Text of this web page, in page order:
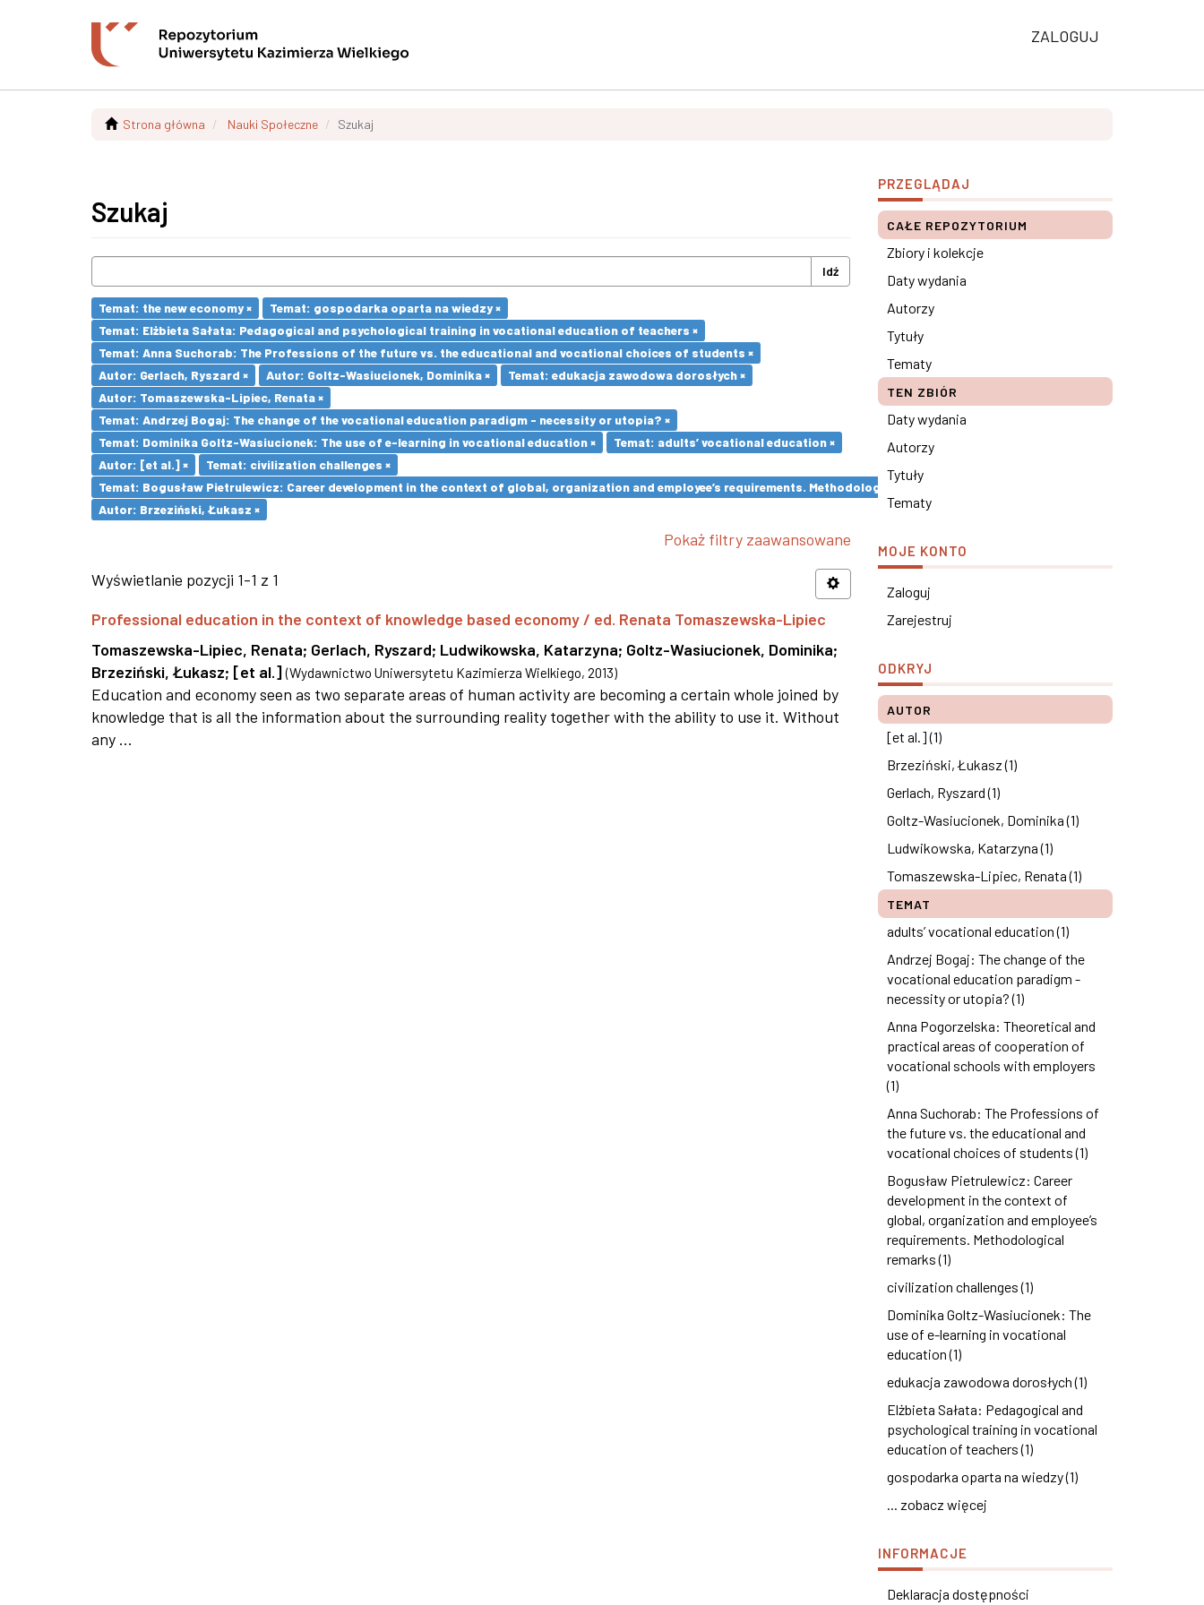
ZALOGUJ
Strona główna Nauki Społeczne Szukaj
Szukaj
Idź
Temat: the new economy ×
Temat: gospodarka oparta na wiedzy ×
Temat: Elżbieta Sałata: Pedagogical and psychological training in vocational education of teachers ×
Temat: Anna Suchorab: The Professions of the future vs. the educational and vocational choices of students ×
Autor: Gerlach, Ryszard ×
Autor: Goltz-Wasiucionek, Dominika ×
Temat: edukacja zawodowa dorosłych ×
Autor: Tomaszewska-Lipiec, Renata ×
Temat: Andrzej Bogaj: The change of the vocational education paradigm - necessity or utopia? ×
Temat: Dominika Goltz-Wasiucionek: The use of e-learning in vocational education ×
Temat: adults’ vocational education ×
Autor: [et al.] ×
Temat: civilization challenges ×
Temat: Bogusław Pietrulewicz: Career development in the context of global, organization and employee’s requirements. Methodological remarks ×
Autor: Brzeziński, Łukasz ×
Pokaż filtry zaawansowane
Wyświetlanie pozycji 1-1 z 1
Professional education in the context of knowledge based economy / ed. Renata Tomaszewska-Lipiec
Tomaszewska-Lipiec, Renata; Gerlach, Ryszard; Ludwikowska, Katarzyna; Goltz-Wasiucionek, Dominika;
Brzeziński, Łukasz; [et al.] (Wydawnictwo Uniwersytetu Kazimierza Wielkiego, 2013)
Education and economy seen as two separate areas of human activity are becoming a certain whole joined by
knowledge that is all the information about the surrounding reality together with the ability to use it. Without
any ...
PRZEGLĄDAJ
CAŁE REPOZYTORIUM
Zbiory i kolekcje
Daty wydania
Autorzy
Tytuły
Tematy
TEN ZBIÓR
Daty wydania
Autorzy
Tytuły
Tematy
MOJE KONTO
Zaloguj
Zarejestruj
ODKRYJ
AUTOR
[et al.] (1)
Brzeziński, Łukasz (1)
Gerlach, Ryszard (1)
Goltz-Wasiucionek, Dominika (1)
Ludwikowska, Katarzyna (1)
Tomaszewska-Lipiec, Renata (1)
TEMAT
adults’ vocational education (1)
Andrzej Bogaj: The change of the
vocational education paradigm -
necessity or utopia? (1)
Anna Pogorzelska: Theoretical and
practical areas of cooperation of
vocational schools with employers
(1)
Anna Suchorab: The Professions of
the future vs. the educational and
vocational choices of students (1)
Bogusław Pietrulewicz: Career
development in the context of
global, organization and employee’s
requirements. Methodological
remarks (1)
civilization challenges (1)
Dominika Goltz-Wasiucionek: The
use of e-learning in vocational
education (1)
edukacja zawodowa dorosłych (1)
Elżbieta Sałata: Pedagogical and
psychological training in vocational
education of teachers (1)
gospodarka oparta na wiedzy (1)
... zobacz więcej
INFORMACJE
Deklaracja dostępności